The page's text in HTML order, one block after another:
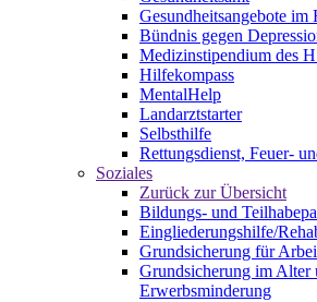
Gesundheitsangebote im
Bündnis gegen
Medizinstipendium des
Hilfekompass
MentalHelp
Landarztstarter
Selbsthilfe
Rettungsdienst, Feuer-
Soziales
Zurück zur Übersicht
Bildungs- und
Eingliederungshilfe/
Grundsicherung für
Grundsicherung im Alter
Erwerbsminderung